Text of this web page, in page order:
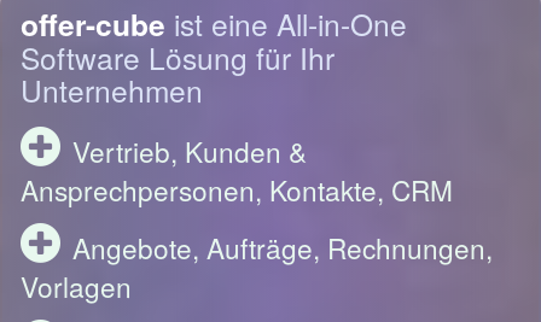
offer-cube ist eine All-in-One
Software Lösung für Ihr
Unternehmen
Vertrieb, Kunden &
Ansprechpersonen, Kontakte, CRM
Angebote, Aufträge, Rechnungen,
Vorlagen